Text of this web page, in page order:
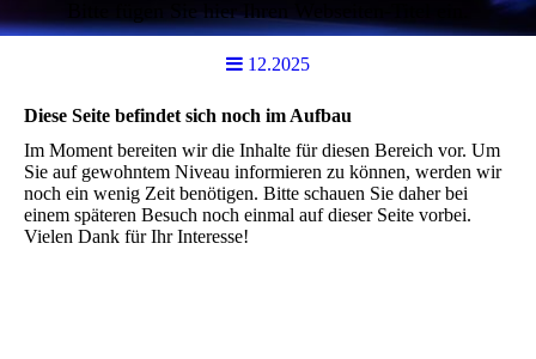
Bitte fügen Sie hier Ihren Webseiten-Titel ein.
12.2025
Diese Seite befindet sich noch im Aufbau
Im Moment bereiten wir die Inhalte für diesen Bereich vor. Um
Sie auf gewohntem Niveau informieren zu können, werden wir
noch ein wenig Zeit benötigen. Bitte schauen Sie daher bei
einem späteren Besuch noch einmal auf dieser Seite vorbei.
Vielen Dank für Ihr Interesse!